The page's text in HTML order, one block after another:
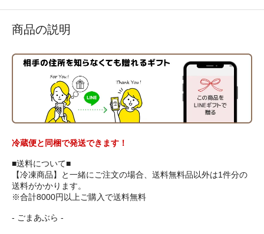
商品の説明
冷蔵便と同梱で発送できます！
■送料について■
【冷凍商品】と一緒にご注文の場合、送料無料品以外は1件分の
送料がかかります。
※合計8000円以上ご購入で送料無料
- ごまあぶら -